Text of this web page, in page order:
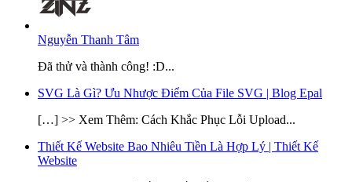
Nguyễn Thanh Tâm
Đã thử và thành công! :D...
SVG Là Gì? Ưu Nhược Điểm Của File SVG | Blog Epal
[…] >> Xem Thêm: Cách Khắc Phục Lỗi Upload...
Thiết Kế Website Bao Nhiêu Tiền Là Hợp Lý | Thiết Kế
Website